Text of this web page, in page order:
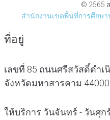
© 2565
สำนักงานเขตพื้นที่การศึกษา
ที่อยู่
เลขที่ 85 ถนนศรีสวัสดิ์ดำเ
จังหวัดมหาสารคาม 44000
ให้บริการ วันจันทร์ - วันศุก